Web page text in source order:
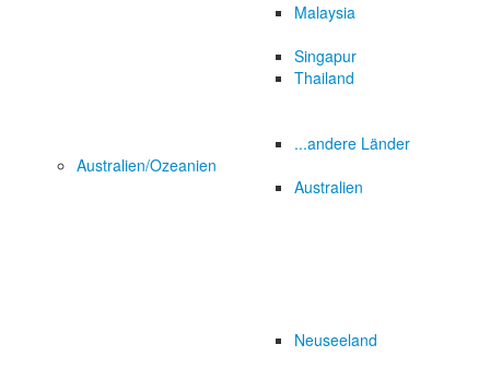
Malaysia
Singapur
Thailand
...andere Länder
Australien/Ozeanien
Australien
Neuseeland